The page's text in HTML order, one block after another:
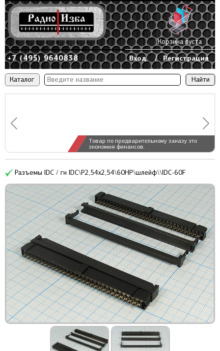
Каталог
Товар по предварительному заказу это
экономия финансов.
+7 (495) 9640838 Вход / Регистрация
Корзина пуста
Разъемы IDC / гн IDC\P2,54x2,54\60HP\шлейф\\IDC-60F